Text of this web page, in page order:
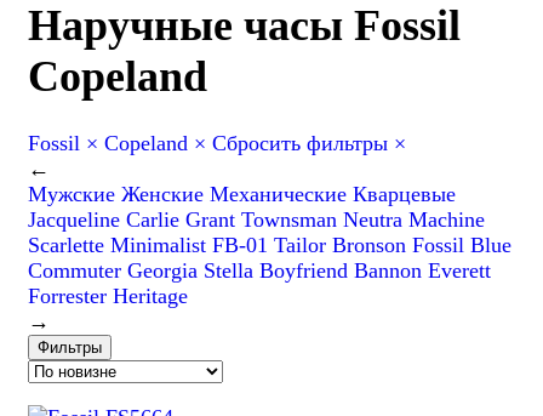
Наручные часы Fossil
Copeland
Fossil × Copeland × Сбросить фильтры ×
←
Мужские Женские Механические Кварцевые
Jacqueline Carlie Grant Townsman Neutra Machine
Scarlette Minimalist FB-01 Tailor Bronson Fossil Blue
Commuter Georgia Stella Boyfriend Bannon Everett
Forrester Heritage
→
Фильтры